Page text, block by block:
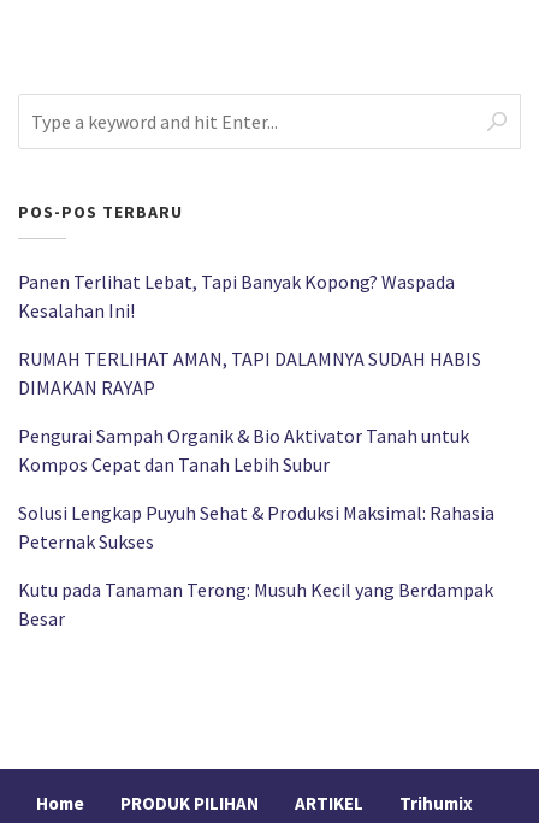
POS-POS TERBARU
Panen Terlihat Lebat, Tapi Banyak Kopong? Waspada
Kesalahan Ini!
RUMAH TERLIHAT AMAN, TAPI DALAMNYA SUDAH HABIS
DIMAKAN RAYAP
Pengurai Sampah Organik & Bio Aktivator Tanah untuk
Kompos Cepat dan Tanah Lebih Subur
Solusi Lengkap Puyuh Sehat & Produksi Maksimal: Rahasia
Peternak Sukses
Kutu pada Tanaman Terong: Musuh Kecil yang Berdampak
Besar
Home PRODUK PILIHAN ARTIKEL Trihumix